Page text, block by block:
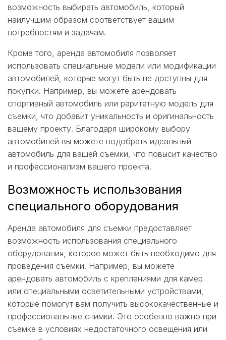
возможность выбирать автомобиль, который
наилучшим образом соответствует вашим
потребностям и задачам.
Кроме того, аренда автомобиля позволяет
использовать специальные модели или модификации
автомобилей, которые могут быть не доступны для
покупки. Например, вы можете арендовать
спортивный автомобиль или раритетную модель для
съемки, что добавит уникальность и оригинальность
вашему проекту. Благодаря широкому выбору
автомобилей вы можете подобрать идеальный
автомобиль для вашей съемки, что повысит качество
и профессионализм вашего проекта.
Возможность использования
специального оборудования
Аренда автомобиля для съемки предоставляет
возможность использования специального
оборудования, которое может быть необходимо для
проведения съемки. Например, вы можете
арендовать автомобиль с креплениями для камер
или специальными осветительными устройствами,
которые помогут вам получить высококачественные и
профессиональные снимки. Это особенно важно при
съемке в условиях недостаточного освещения или